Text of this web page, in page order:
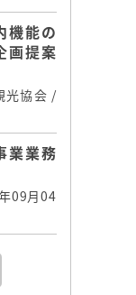
機能の
画提案
光協会 /
業業務
09月04